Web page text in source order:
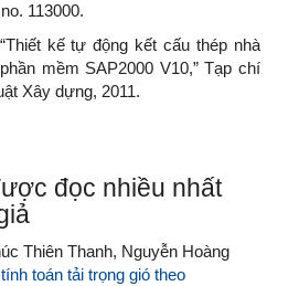
113000.
kế tự động kết cấu thép nhà
mềm SAP2000 V10,” Tạp chí
Xây dựng, 2011.
đọc nhiều nhất
Thiên Thanh, Nguyễn Hoàng
toán tải trọng gió theo